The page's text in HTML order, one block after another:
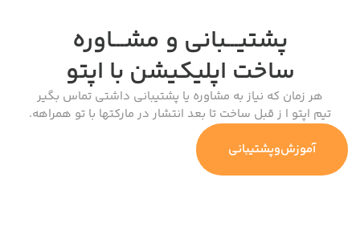
پشتیـــبانی و مشـــاوره
ساخت اپلیکیشن با اپتو
هر زمان که نیاز به مشاوره یا پشتیبانی داشتی تماس بگیر
تیم اپتو ا ز قبل ساخت تا بعد انتشار در مارکتها با تو همراهه.
آموزش‌وپشتیبانی